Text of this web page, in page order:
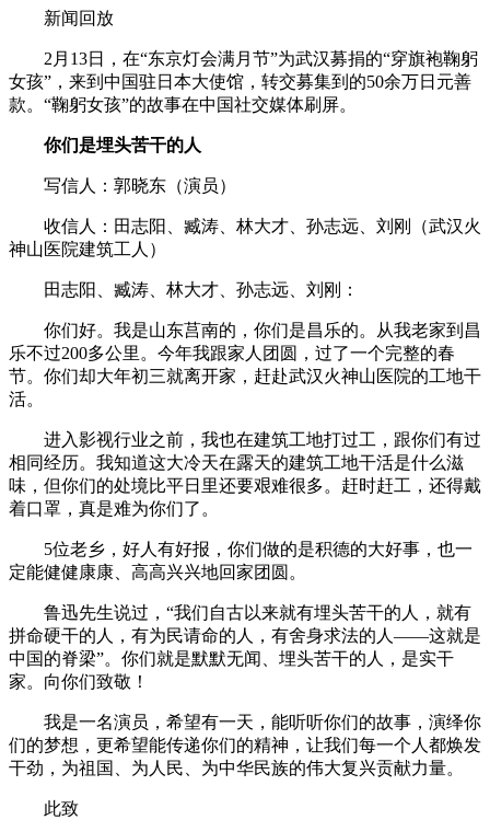
新闻回放
2月13日，在“东京灯会满月节”为武汉募捐的“穿旗袍鞠躬
女孩”，来到中国驻日本大使馆，转交募集到的50余万日元善
款。“鞠躬女孩”的故事在中国社交媒体刷屏。
你们是埋头苦干的人
写信人：郭晓东（演员）
收信人：田志阳、臧涛、林大才、孙志远、刘刚（武汉火
神山医院建筑工人）
田志阳、臧涛、林大才、孙志远、刘刚：
你们好。我是山东莒南的，你们是昌乐的。从我老家到昌
乐不过200多公里。今年我跟家人团圆，过了一个完整的春
节。你们却大年初三就离开家，赶赴武汉火神山医院的工地干
活。
进入影视行业之前，我也在建筑工地打过工，跟你们有过
相同经历。我知道这大冷天在露天的建筑工地干活是什么滋
味，但你们的处境比平日里还要艰难很多。赶时赶工，还得戴
着口罩，真是难为你们了。
5位老乡，好人有好报，你们做的是积德的大好事，也一
定能健健康康、高高兴兴地回家团圆。
鲁迅先生说过，“我们自古以来就有埋头苦干的人，就有
拼命硬干的人，有为民请命的人，有舍身求法的人——这就是
中国的脊梁”。你们就是默默无闻、埋头苦干的人，是实干
家。向你们致敬！
我是一名演员，希望有一天，能听听你们的故事，演绎你
们的梦想，更希望能传递你们的精神，让我们每一个人都焕发
干劲，为祖国、为人民、为中华民族的伟大复兴贡献力量。
此致